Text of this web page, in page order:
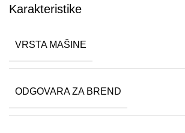
Karakteristike
VRSTA MAŠINE
ODGOVARA ZA BREND